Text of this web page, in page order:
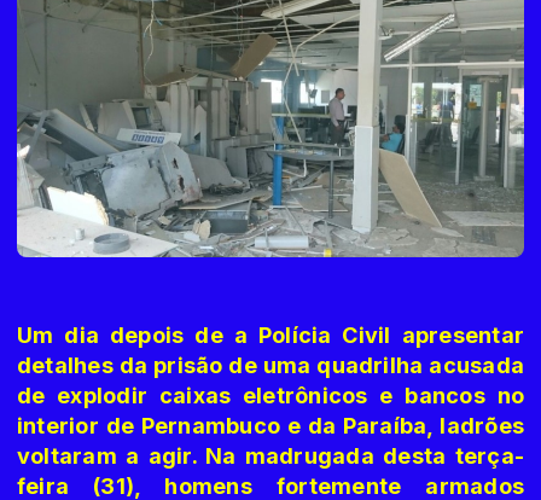
Um dia depois de a Polícia Civil apresentar
detalhes da prisão de uma quadrilha acusada
de explodir caixas eletrônicos e bancos no
interior de Pernambuco e da Paraíba, ladrões
voltaram a agir. Na madrugada desta terça-
feira (31), homens fortemente armados